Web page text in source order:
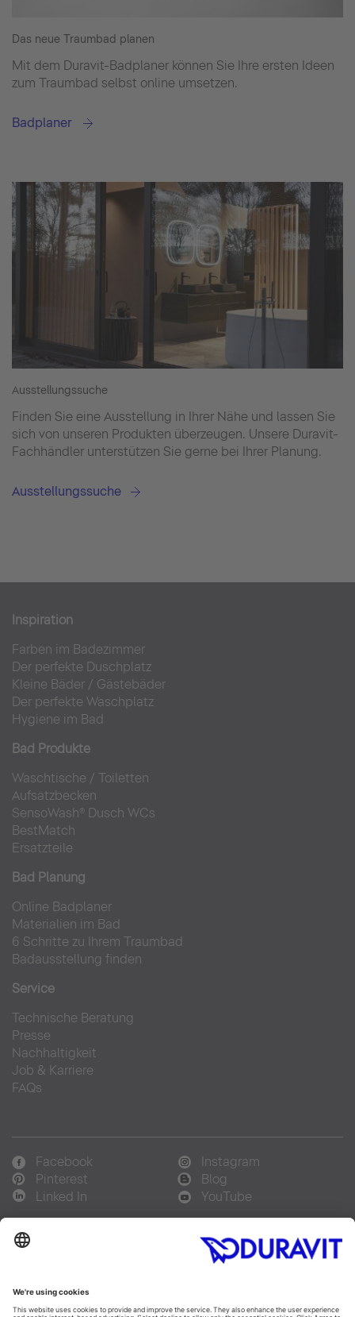
Das neue Traumbad planen
Mit dem Duravit-Badplaner können Sie Ihre ersten Ideen
zum Traumbad selbst online umsetzen.
Badplaner
Ausstellungssuche
Finden Sie eine Ausstellung in Ihrer Nähe und lassen Sie
sich von unseren Produkten überzeugen. Unsere Duravit-
Fachhändler unterstützen Sie gerne bei Ihrer Planung.
Ausstellungssuche
Inspiration
Farben im Badezimmer
Der perfekte Duschplatz
Kleine Bäder / Gästebäder
Der perfekte Waschplatz
Hygiene im Bad
Bad Produkte
Waschtische / Toiletten
Aufsatzbecken
SensoWash® Dusch WCs
BestMatch
Ersatzteile
Bad Planung
Online Badplaner
Materialien im Bad
6 Schritte zu Ihrem Traumbad
Badausstellung finden
Service
Technische Beratung
Presse
Nachhaltigkeit
Job & Karriere
FAQs
Facebook
Instagram
Pinterest
Blog
Linked In
YouTube
Français
Italiano